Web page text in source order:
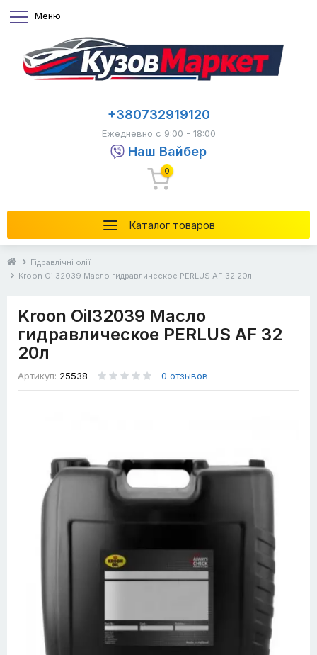
Меню
Каталог товаров
+380732919120
Ежедневно с 9:00 - 18:00
Наш Вайбер
0
Гідравлічні олії
Kroon Oil32039 Масло гидравлическое PERLUS AF 32 20л
Kroon Oil32039 Масло
гидравлическое PERLUS AF 32
20л
Артикул: 25538 0 отзывов